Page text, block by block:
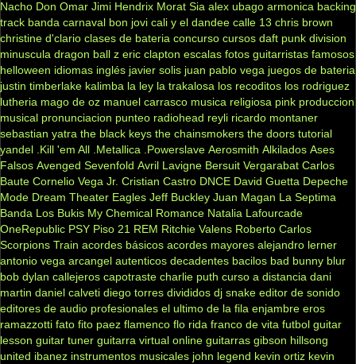
Nacho Don Omar Jimi Hendrix Morat Sia alex ubago armonica backing
track banda carnaval bon jovi cali y el dandee calle 13 chris brown
christine d'clario clases de bateria concurso cursos daft punk division
minuscula dragon ball z eric clapton escalas fotos guitarristas famosos
helloween idiomas inglés javier solis juan pablo vega juegos de bateria
justin timberlake kalimba la ley la trakalosa los recoditos los rodriguez
lutheria mago de oz manuel carrasco musica religiosa pink produccion
musical pronunciacion punteo radiohead reyli ricardo montaner
sebastian yatra the black keys the chainsmokers the doors tutorial
yandel .Kill 'em All .Metallica .Powerslave Aerosmith Alkilados Ases
Falsos Avenged Sevenfold Avril Lavigne Bersuit Vergarabat Carlos
Baute Cornelio Vega Jr. Cristian Castro DNCE David Guetta Depeche
Mode Dream Theater Eagles Jeff Buckley Juan Magan La Septima
Banda Los Bukis My Chemical Romance Natalia Lafourcade
OneRepublic PSY Piso 21 REM Ritchie Valens Roberto Carlos
Scorpions Train acordes básicos acordes mayores alejandro lerner
antonio vega arcangel autenticos decadentes bacilos bad bunny blur
bob dylan callejeros capotraste charlie puth curso a distancia dani
martin daniel calveti diego torres divididos dj snake editor de sonido
editores de audio profesionales el ultimo de la fila enjambre eros
ramazzotti fato fito paez flamenco flo rida franco de vita futbol guitar
lesson guitar tuner guitarra virtual online guitarras gibson hillsong
united ibanez instrumentos musicales john legend kevin ortiz kevin